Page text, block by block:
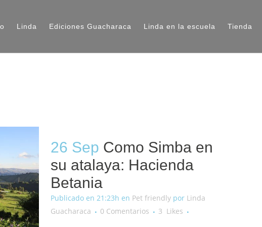
Linda Ediciones Guacharaca Linda en la escuela Tienda
26 Sep Como Simba en
su atalaya: Hacienda
Betania
Publicado en 21:23h en Pet friendly por Linda
Guacharaca
0 Comentarios 3 Likes